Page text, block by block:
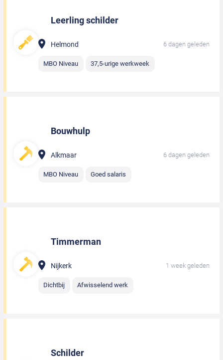
Leerling schilder
Helmond 6 dagen geleden
MBO Niveau 37,5-urige werkweek
Bouwhulp
Alkmaar 6 dagen geleden
MBO Niveau Goed salaris
Timmerman
Nijkerk 1 week geleden
Dichtbij Afwisselend werk
Schilder